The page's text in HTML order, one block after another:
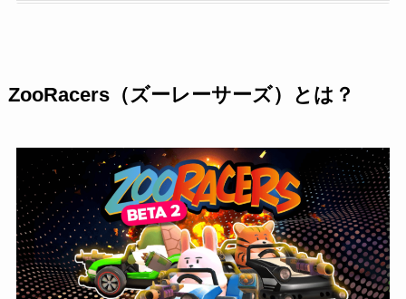
ZooRacers（ズーレーサーズ）とは？